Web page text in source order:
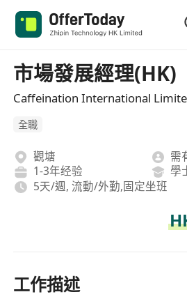
市場發展經理(HK)
Caffeination International
全職
觀塘
需
1-3年经验
學
5天/週, 流動/外勤,固定坐班
工作描述